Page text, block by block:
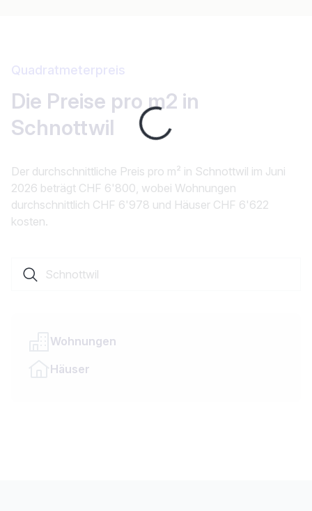
Loading...
Quadratmeterpreis
Die Preise pro m2 in
Schnottwil
Der durchschnittliche Preis pro m² in Schnottwil im Juni
2026 beträgt CHF 6'800, wobei Wohnungen
durchschnittlich CHF 6'978 und Häuser CHF 6'622
kosten.
Wohnungen
Häuser